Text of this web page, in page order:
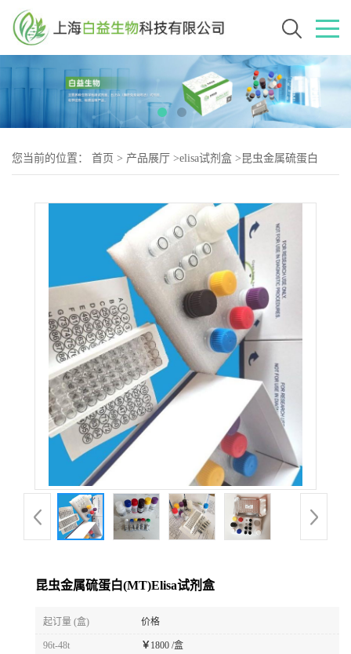
您当前的位置： 首页 > 产品展厅 >elisa试剂盒 > 昆虫金属硫蛋白
昆虫金属硫蛋白(MT)Elisa试剂盒
起订量 (盒) 价格
96t-48t ￥ 1800 /盒